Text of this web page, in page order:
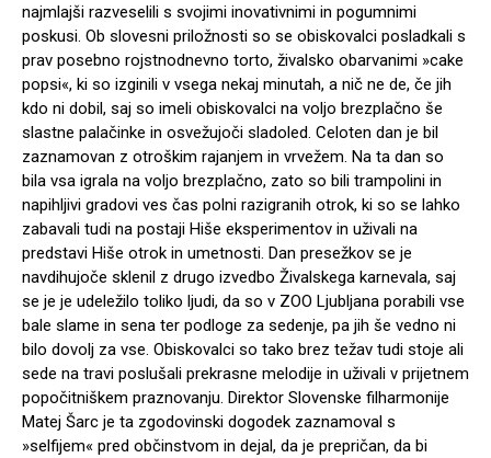
najmlajši razveselili s svojimi inovativnimi in pogumnimi
poskusi. Ob slovesni priložnosti so se obiskovalci posladkali s
prav posebno rojstnodnevno torto, živalsko obarvanimi »cake
popsi«, ki so izginili v vsega nekaj minutah, a nič ne de, če jih
kdo ni dobil, saj so imeli obiskovalci na voljo brezplačno še
slastne palačinke in osvežujoči sladoled. Celoten dan je bil
zaznamovan z otroškim rajanjem in vrvežem. Na ta dan so
bila vsa igrala na voljo brezplačno, zato so bili trampolini in
napihljivi gradovi ves čas polni razigranih otrok, ki so se lahko
zabavali tudi na postaji Hiše eksperimentov in uživali na
predstavi Hiše otrok in umetnosti. Dan presežkov se je
navdihujoče sklenil z drugo izvedbo Živalskega karnevala, saj
se je je udeležilo toliko ljudi, da so v ZOO Ljubljana porabili vse
bale slame in sena ter podloge za sedenje, pa jih še vedno ni
bilo dovolj za vse. Obiskovalci so tako brez težav tudi stoje ali
sede na travi poslušali prekrasne melodije in uživali v prijetnem
popočitniškem praznovanju. Direktor Slovenske filharmonije
Matej Šarc je ta zgodovinski dogodek zaznamoval s
»selfijem« pred občinstvom in dejal, da je prepričan, da bi